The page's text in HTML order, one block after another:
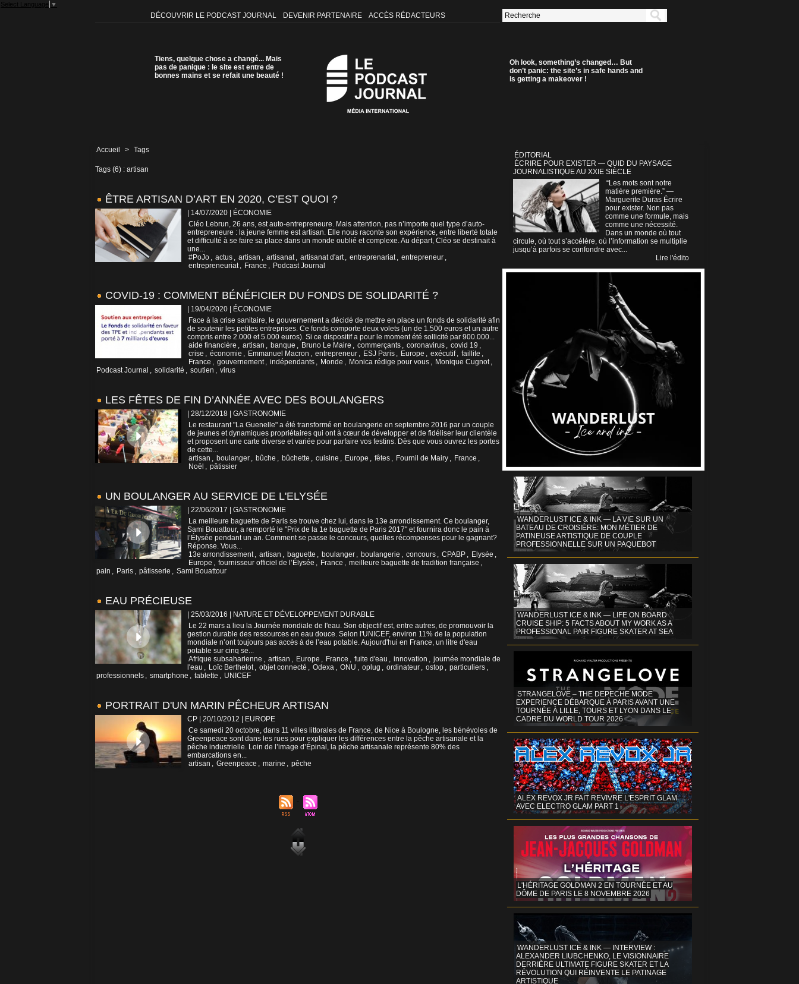
Select Language ▼
DÉCOUVRIR LE PODCAST JOURNAL DEVENIR PARTENAIRE ACCÈS RÉDACTEURS
Tiens, quelque chose a changé... Mais
pas de panique : le site est entre de
bonnes mains et se refait une beauté !
Oh look, something’s changed… But
don’t panic: the site’s in safe hands and
is getting a makeover !
Accueil > Tags
Tags (6) : artisan
ÊTRE ARTISAN D’ART EN 2020, C’EST QUOI ?
| 14/07/2020
ÉCONOMIE
Cléo Lebrun, 26 ans, est auto-entrepreneure. Mais attention, pas n’importe quel type d’auto-
entrepreneure : la jeune femme est artisan. Elle nous raconte son expérience, entre liberté totale
et difficulté à se faire sa place dans un monde oublié et complexe. Au départ, Cléo se destinait à
une...
#PoJo , actus , artisan , artisanat , artisanat d'art , entreprenariat , entrepreneur ,
entrepreneuriat , France , Podcast Journal
COVID-19 : COMMENT BÉNÉFICIER DU FONDS DE SOLIDARITÉ ?
| 19/04/2020
ÉCONOMIE
Face à la crise sanitaire, le gouvernement a décidé de mettre en place un fonds de solidarité afin
de soutenir les petites entreprises. Ce fonds comporte deux volets (un de 1.500 euros et un autre
compris entre 2.000 et 5.000 euros). Si ce dispositif a pour le moment été sollicité par 900.000...
aide financière , artisan , banque , Bruno Le Maire , commerçants , coronavirus , covid 19 ,
crise , économie , Emmanuel Macron , entrepreneur , ESJ Paris , Europe , exécutif , faillite ,
France , gouvernement , indépendants , Monde , Monica rédige pour vous , Monique Cugnot ,
Podcast Journal , solidarité , soutien , virus
LES FÊTES DE FIN D’ANNÉE AVEC DES BOULANGERS
| 28/12/2018
GASTRONOMIE
Le restaurant "La Guenelle" a été transformé en boulangerie en septembre 2016 par un couple
de jeunes et dynamiques propriétaires qui ont à cœur de développer et de fidéliser leur clientèle
et proposent une carte diverse et variée pour parfaire vos festins. Dès que vous ouvrez les portes
de cette...
artisan , boulanger , bûche , bûchette , cuisine , Europe , fêtes , Fournil de Mairy , France ,
Noël , pâtissier
UN BOULANGER AU SERVICE DE L'ELYSÉE
| 22/06/2017
GASTRONOMIE
La meilleure baguette de Paris se trouve chez lui, dans le 13e arrondissement. Ce boulanger,
Sami Bouattour, a remporté le "Prix de la 1e baguette de Paris 2017" et fournira donc le pain à
l’Élysée pendant un an. Comment se passe le concours, quelles récompenses pour le gagnant?
Réponse. Vous...
13e arrondissement , artisan , baguette , boulanger , boulangerie , concours , CPABP , Elysée ,
Europe , fournisseur officiel de l’Élysée , France , meilleure baguette de tradition française ,
pain , Paris , pâtisserie , Sami Bouattour
EAU PRÉCIEUSE
| 25/03/2016
NATURE ET DÉVELOPPEMENT DURABLE
Le 22 mars a lieu la Journée mondiale de l'eau. Son objectif est, entre autres, de promouvoir la
gestion durable des ressources en eau douce. Selon l'UNICEF, environ 11% de la population
mondiale n’ont toujours pas accès à de l’eau potable. Aujourd'hui en France, un litre d'eau
potable sur cinq se...
Afrique subsaharienne , artisan , Europe , France , fuite d'eau , innovation , journée mondiale de
l'eau , Loïc Berthelot , objet connecté , Odexa , ONU , oplug , ordinateur , ostop , particuliers ,
professionnels , smartphone , tablette , UNICEF
PORTRAIT D'UN MARIN PÊCHEUR ARTISAN
CP | 20/10/2012
EUROPE
Ce samedi 20 octobre, dans 11 villes littorales de France, de Nice à Boulogne, les bénévoles de
Greenpeace sont dans les rues pour expliquer les différences entre la pêche artisanale et la
pêche industrielle. Loin de l’image d’Épinal, la pêche artisanale représente 80% des
embarcations en...
artisan , Greenpeace , marine , pêche
ÉDITORIAL
ÉCRIRE POUR EXISTER — QUID DU PAYSAGE
JOURNALISTIQUE AU XXIE SIÈCLE
“Les mots sont notre
matière première.” —
Marguerite Duras Écrire
pour exister. Non pas
comme une formule, mais
comme une nécessité.
Dans un monde où tout
circule, où tout s’accélère, où l’information se multiplie
jusqu’à parfois se confondre avec...
Lire l'édito
WANDERLUST ICE & INK — LA VIE SUR UN
BATEAU DE CROISIÈRE: MON MÉTIER DE
PATINEUSE ARTISTIQUE DE COUPLE
PROFESSIONNELLE SUR UN PAQUEBOT
WANDERLUST ICE & INK — LIFE ON BOARD
CRUISE SHIP: 5 FACTS ABOUT MY WORK AS A
PROFESSIONAL PAIR FIGURE SKATER AT SEA
STRANGELOVE – THE DEPECHE MODE
EXPERIENCE DÉBARQUE À PARIS AVANT UNE
TOURNÉE À LILLE, TOURS ET LYON DANS LE
CADRE DU WORLD TOUR 2026
ALEX REVOX JR FAIT REVIVRE L'ESPRIT GLAM
AVEC ELECTRO GLAM PART 1
L'HÉRITAGE GOLDMAN 2 EN TOURNÉE ET AU
DÔME DE PARIS LE 8 NOVEMBRE 2026
WANDERLUST ICE & INK — INTERVIEW :
ALEXANDER LIUBCHENKO, LE VISIONNAIRE
DERRIÈRE ULTIMATE FIGURE SKATER ET LA
RÉVOLUTION QUI RÉINVENTE LE PATINAGE
ARTISTIQUE